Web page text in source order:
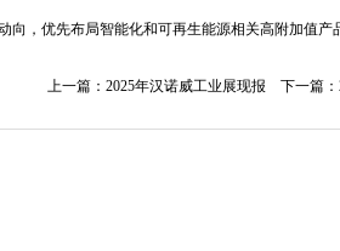
向，优先布局智能化和可再生能源相关高附加值产
上一篇： 2025年汉诺威工业展现报 下一篇：